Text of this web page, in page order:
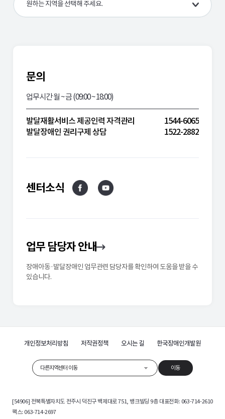
원하는 지역을 선택해 주세요.
경북
문의
업무시간 월 ~ 금 (09:00 ~ 18:00)
발달재활서비스 제공인력 자격관리
1544-6065
발달장애인 권리구제 상담
1522-2882
센터소식
업무 담당자 안내
장애아동·발달장애인 업무관련 담당자를 확인하여 도움을 받을 수
있습니다.
개인정보처리방침 저작권정책 오시는 길 한국장애인개발원
다른지역센터 이동 이동
[54906] 전북특별자치도 전주시 덕진구 백제대로 751, 뱅크빌딩 9층 대표전화: 063-714-2610
팩스: 063-714-2697